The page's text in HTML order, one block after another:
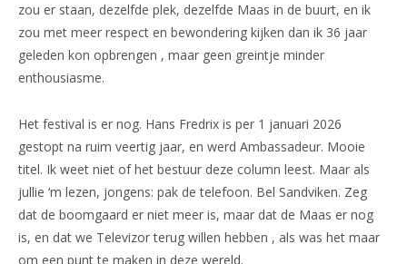
zou er staan, dezelfde plek, dezelfde Maas in de buurt, en ik
zou met meer respect en bewondering kijken dan ik 36 jaar
geleden kon opbrengen , maar geen greintje minder
enthousiasme.
Het festival is er nog. Hans Fredrix is per 1 januari 2026
gestopt na ruim veertig jaar, en werd Ambassadeur. Mooie
titel. Ik weet niet of het bestuur deze column leest. Maar als
jullie ‘m lezen, jongens: pak de telefoon. Bel Sandviken. Zeg
dat de boomgaard er niet meer is, maar dat de Maas er nog
is, en dat we Televizor terug willen hebben , als was het maar
om een punt te maken in deze wereld.